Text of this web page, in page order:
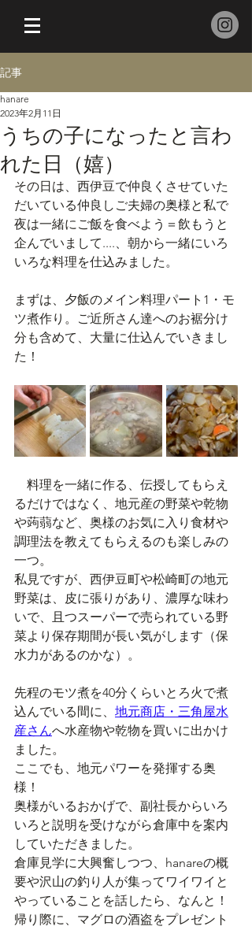
記事
うちの子になったと言わ
れた日（嬉）
hanare
2023年2月11日
その日は、西伊豆で仲良くさせていた
だいている仲良しご夫婦の奥様と私で
夜は一緒にご飯を食べよう＝飲もうと
企んでいまして....、朝から一緒にいろ
いろな料理を仕込みました。
まずは、夕飯のメイン料理パート1・モ
ツ煮作り。ご近所さん達へのお裾分け
分も含めて、大量に仕込んでいきまし
た！
料理を一緒に作る、伝授してもらえ
るだけではなく、地元産の野菜や乾物
や蒟蒻など、奥様のお気に入り食材や
調理法を教えてもらえるのも楽しみの
一つ。
私見ですが、西伊豆町や松崎町の地元
野菜は、皮に張りがあり、濃厚な味わ
いで、且つスーパーで売られている野
菜より保存期間が長い気がします（保
水力があるのかな）。
先程のモツ煮を40分くらいとろ火で煮
込んでいる間に、 地元商店・三角屋水
産さんへ水産物や乾物を買いに出かけ
ました。
ここでも、地元パワーを発揮する奥
様！
奥様がいるおかげで、副社長からいろ
いろと説明を受けながら倉庫中を案内
していただきました。
倉庫見学に大興奮しつつ、hanareの概
要や沢山の釣り人が集ってワイワイと
やっていることを話したら、なんと！
帰り際に、マグロの酒盗をプレゼント